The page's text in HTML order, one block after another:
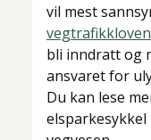
vil mest
vegtrafikkloven
bli inndratt og
ansvaret for
Du kan lese
elsparkesykkel